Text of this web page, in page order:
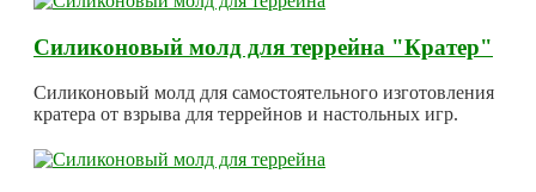
Силиконовый молд для террейна "Кратер"
Силиконовый молд для самостоятельного изготовления
кратера от взрыва для террейнов и настольных игр.